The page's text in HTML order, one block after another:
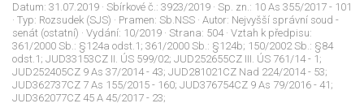
Datum: 31.07.2019 · Sbírkové č.: 3923/2019 · Sp. zn.: 10 As 355/2017 - 101
· Typ: Rozsudek (SJS) · Pramen: Sb.NSS · Autor: Nejvyšší správní soud -
senát (ostatní) · Vydání: 10/2019 · Strana: 504· Vztah k předpisu:
361/2000 Sb.: §124a odst.1; 361/2000 Sb.: §124b; 150/2002 Sb.: §84
odst.1; JUD33153CZ II. ÚS 599/02; JUD252655CZ III. ÚS 761/14 - 1;
JUD252405CZ 9 As 37/2014 - 43; JUD281021CZ Nad 224/2014 - 53;
JUD362737CZ 7 As 155/2015 - 160; JUD376754CZ 9 As 79/2016 - 41;
JUD362077CZ 45 A 45/2017 - 23;